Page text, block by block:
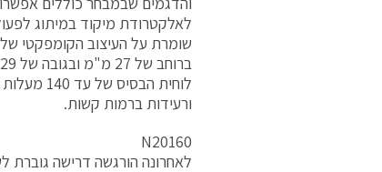
ורעידות ברמות קשות.
N20160